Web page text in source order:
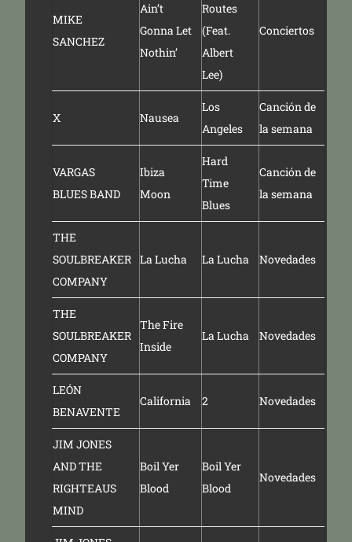
MIKE
SANCHEZ
Ain’t
Gonna Let
Nothin’
Routes
(Feat.
Albert
Lee)
Conciertos
X Nausea
Los
Angeles
Canción de
la semana
VARGAS
BLUES BAND
Ibiza
Moon
Hard
Time
Blues
Canción de
la semana
THE
SOULBREAKER
COMPANY
La Lucha La Lucha Novedades
THE
SOULBREAKER
COMPANY
The Fire
Inside
La Lucha Novedades
LEÓN
BENAVENTE
California 2 Novedades
JIM JONES
AND THE
RIGHTEAUS
MIND
Boil Yer
Blood
Boil Yer
Blood
Novedades